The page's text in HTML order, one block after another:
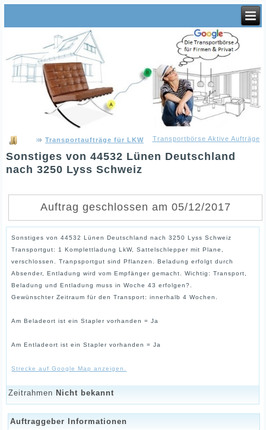
Transportaufträge für LKW Transportbörse Aktive Aufträge
Sonstiges von 44532 Lünen Deutschland
nach 3250 Lyss Schweiz
Auftrag geschlossen am 05/12/2017
Sonstiges von 44532 Lünen Deutschland nach 3250 Lyss Schweiz
Transportgut: 1 Komplettladung LkW, Sattelschlepper mit Plane,
verschlossen. Tranpsportgut sind Pflanzen. Beladung erfolgt durch
Absender, Entladung wird vom Empfänger gemacht. Wichtig: Transport,
Beladung und Entladung muss in Woche 43 erfolgen?.
Gewünschter Zeitraum für den Transport: innerhalb 4 Wochen.
Am Beladeort ist ein Stapler vorhanden = Ja
Am Entladeort ist ein Stapler vorhanden = Ja
Strecke auf Google Map anzeigen.
Zeitrahmen Nicht bekannt
Auftraggeber Informationen